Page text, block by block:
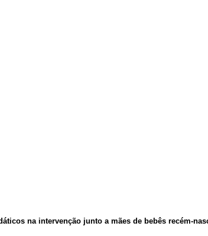
na intervenção junto a mães de bebês recém-